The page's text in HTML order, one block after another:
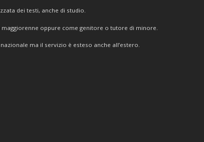
dei testi, anche di studio.
oppure come genitore o tutore di minore.
ma il servizio è esteso anche all’estero.